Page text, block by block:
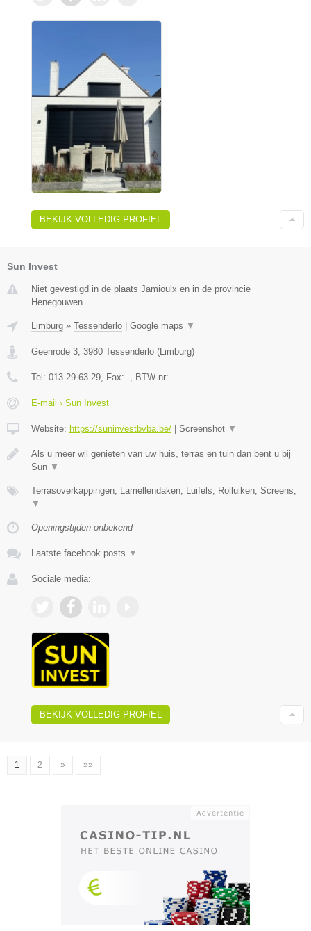
BEKIJK VOLLEDIG PROFIEL
Sun Invest
Niet gevestigd in de plaats Jamioulx en in de provincie
Henegouwen.
Limburg » Tessenderlo Google maps ▼
Geenrode 3 3980 Tessenderlo ( Limburg)
Tel: 013 29 63 29 , Fax: - , BTW-nr: -
E-mail › Sun Invest
Website: https://suninvestbvba.be/ Screenshot ▼
Als u meer wil genieten van uw huis, terras en tuin dan bent u bij
Sun ▼
Terrasoverkappingen, Lamellendaken, Luifels, Rolluiken, Screens,
▼
Openingstijden onbekend
Laatste facebook posts ▼
Sociale media:
BEKIJK VOLLEDIG PROFIEL
1 2 » »»